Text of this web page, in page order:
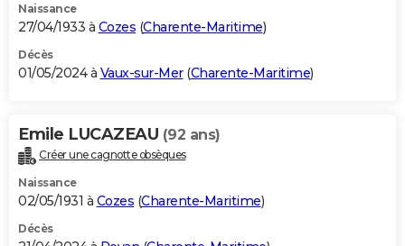
Naissance
27/04/1933 à Cozes (Charente-Maritime)
Décès
01/05/2024 à Vaux-sur-Mer(Charente-Maritime)
Emile LUCAZEAU (92 ans)
Créer une cagnotte obsèques
Naissance
02/05/1931 à Cozes (Charente-Maritime)
Décès